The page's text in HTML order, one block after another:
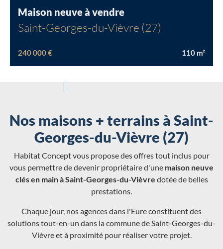
Maison neuve à vendre
Saint-Georges-du-Vièvre (27)
240 000 € 110 m²
Nos maisons + terrains à Saint-
Georges-du-Vièvre (27)
Habitat Concept vous propose des offres tout inclus pour
vous permettre de devenir propriétaire d'une maison neuve
clés en main à Saint-Georges-du-Vièvre dotée de belles
prestations.
Chaque jour, nos agences dans l'Eure constituent des
solutions tout-en-un dans la commune de Saint-Georges-du-
Vièvre et à proximité pour réaliser votre projet.